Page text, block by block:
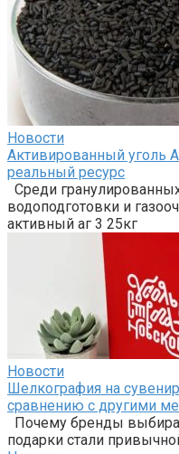
Новости
Активированный уголь
реальный ресурс
Среди
водоподготовки и
активный аг 3 25кг
Новости
Шелкография на
сравнению с другими
Почему бренды
подарки стали